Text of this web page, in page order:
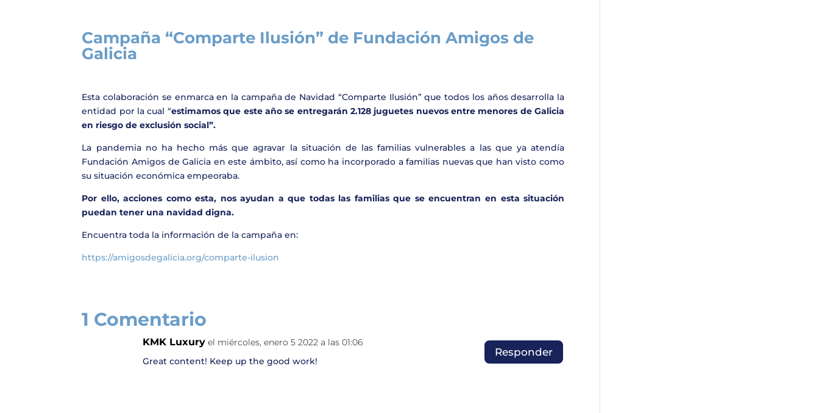
Campaña “Comparte Ilusión” de Fundación Amigos de
Galicia
Esta colaboración se enmarca en la campaña de Navidad “Comparte Ilusión” que todos los años desarrolla la
entidad por la cual “estimamos que este año se entregarán 2.128 juguetes nuevos entre menores de Galicia
en riesgo de exclusión social”.
La pandemia no ha hecho más que agravar la situación de las familias vulnerables a las que ya atendía
Fundación Amigos de Galicia en este ámbito, así como ha incorporado a familias nuevas que han visto como
su situación económica empeoraba.
Por ello, acciones como esta, nos ayudan a que todas las familias que se encuentran en esta situación
puedan tener una navidad digna.
Encuentra toda la información de la campaña en:
https://amigosdegalicia.org/comparte-ilusion
1 Comentario
KMK Luxury el miércoles, enero 5 2022 a las 01:06
Great content! Keep up the good work!
Responder